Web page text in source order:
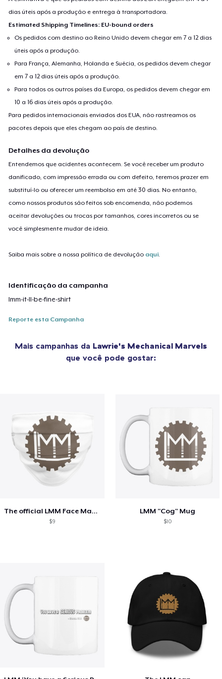
dias úteis após a produção e entrega à transportadora.
Estimated Shipping Timelines: EU-bound orders
Os pedidos com destino ao Reino Unido devem chegar em 7 a 12 dias
úteis após a produção.
Para França, Alemanha, Holanda e Suécia, os pedidos devem chegar
em 7 a 12 dias úteis após a produção.
Para todos os outros países da Europa, os pedidos devem chegar em
10 a 16 dias úteis após a produção.
Para pedidos internacionais enviados dos EUA, não rastreamos os
pacotes depois que eles chegam ao país de destino.
Detalhes da devolução
Entendemos que acidentes acontecem. Se você receber um produto
danificado, com impressão errada ou com defeito, teremos prazer em
substituí-lo ou oferecer um reembolso em até 30 dias. No entanto,
como nossos produtos são feitos sob encomenda, não podemos
aceitar devoluções ou trocas por tamanhos, cores incorretos ou se
você simplesmente mudar de ideia.
Saiba mais sobre a nossa política de devolução aqui
Identificação da campanha
lmm-it-ll-be-fine-shirt
Reporte esta Campanha
Mais campanhas da Lawrie's Mechanical Marvels
que você pode gostar:
The official LMM Face Mask!
$9
LMM "Cog" Mug
$10